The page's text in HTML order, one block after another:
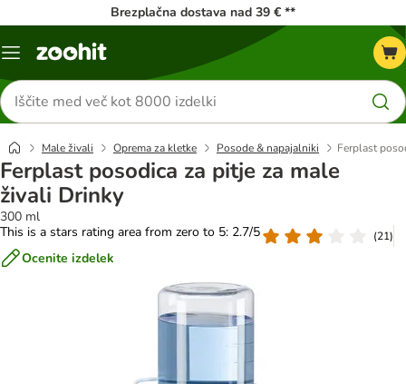
Brezplačna dostava nad 39 € **
Meni
Iskanje
izdelkov
Male živali Oprema za kletke Posode & napajalniki Ferplast
Ferplast posodica za pitje za male
živali Drinky
300 ml
This is a stars rating area from zero to 5: 2.7/5
(21)
Ocenite izdelek